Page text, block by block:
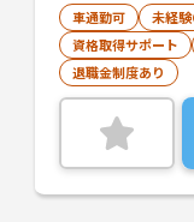
車通勤可 未経
資格取得サポート
退職金制度あり